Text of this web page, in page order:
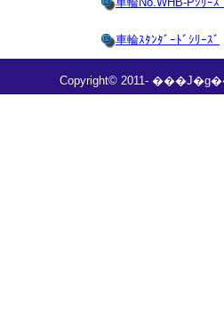
車輪ｽﾀﾝﾀﾞｰﾄﾞｼﾘｰｽﾞ
Copyright© 2011-